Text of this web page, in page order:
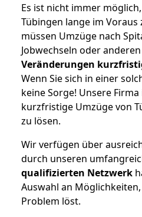
Es ist nicht immer
Tübingen lange im
müssen Umzüge nach
Jobwechseln oder
Veränderungen
Wenn Sie sich in einer
keine Sorge! Unsere
kurzfristige Umzüge von
zu lösen.
Wir verfügen über
durch unseren
qualifizierten Netzwerk
Auswahl an
Problem löst.